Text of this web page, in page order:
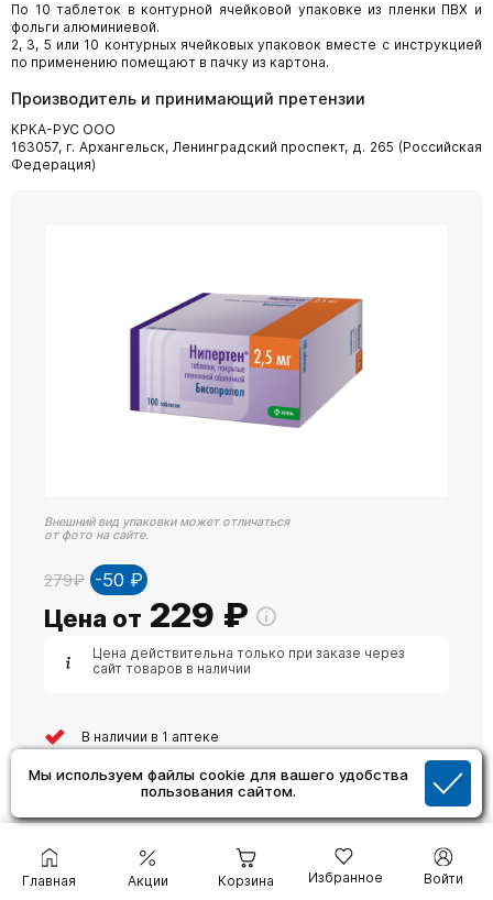
Мы используем файлы cookie для вашего удобства
пользования сайтом.
Главная Акции Корзина Избранное Войти
По 10 таблеток в контурной ячейковой упаковке из пленки ПВХ и
фольги алюминиевой.
2, 3, 5 или 10 контурных ячейковых упаковок вместе с инструкцией
по применению помещают в пачку из картона.
Производитель и принимающий претензии
КРКА-РУС ООО
163057, г. Архангельск, Ленинградский проспект, д. 265 (Российская
Федерация)
Внешний вид упаковки может отличаться
от фото на сайте.
279₽ -50 ₽
Цена от 229 ₽
Цена действительна только при заказе через
сайт товаров в наличии
В наличии в 1 аптеке
Самовывоз сегодня
Купить в 1 клик